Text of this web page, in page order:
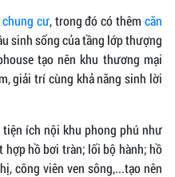
cư, trong đó có thêmcăn
sinh sống của tầng lớp thượng
tạo nên khu thương mại
giải trí cùng khả năng sinh lời
tiện ích nội khu phong phú như
hợp hồ bơi tràn; lối bộ hành; hồ
công viên ven sông,...tạo nên